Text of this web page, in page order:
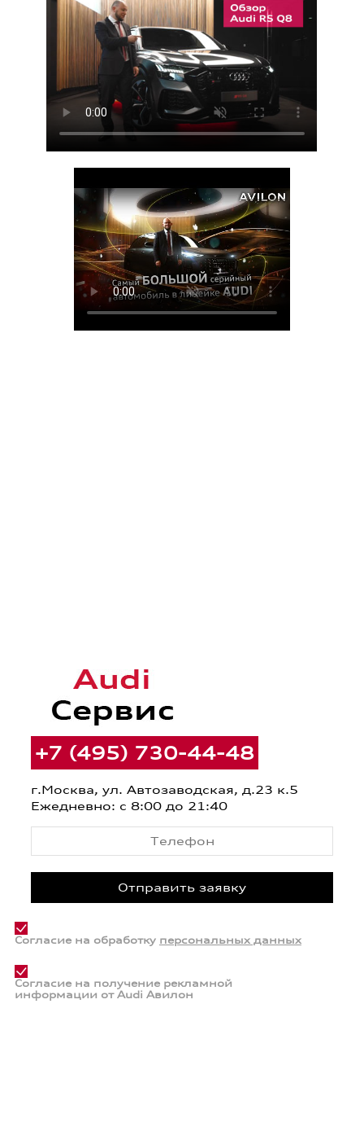
+7 (495) 730-44-48
г.Москва, ул. Автозаводская, д.23 к.5
Ежедневно: с 8:00 до 21:40
Согласие на обработку персональных данных
Согласие на получение рекламной
информации от Audi Авилон